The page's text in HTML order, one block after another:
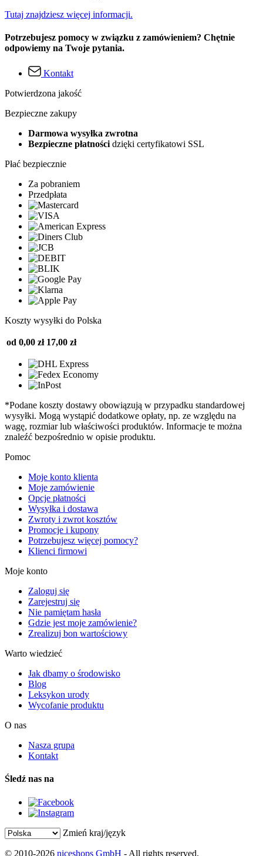
Tutaj znajdziesz więcej informacji.
Potrzebujesz pomocy w związku z zamówieniem? Chętnie
odpowiemy na Twoje pytania.
Kontakt
Potwierdzona jakość
Bezpieczne zakupy
Darmowa wysyłka zwrotna
Bezpieczne płatności dzięki certyfikatowi SSL
Płać bezpiecznie
Za pobraniem
Przedpłata
Koszty wysyłki do Polska
od 0,00 zł 17,00 zł
*Podane koszty dostawy obowiązują w przypadku standardowej
wysyłki. Mogą wystąpić dodatkowe opłaty, np. ze względu na
wagę, rozmiar lub właściwości produktów. Informacje te można
znaleźć bezpośrednio w opisie produktu.
Pomoc
Moje konto klienta
Moje zamówienie
Opcje płatności
Wysyłka i dostawa
Zwroty i zwrot kosztów
Promocje i kupony
Potrzebujesz więcej pomocy?
Klienci firmowi
Moje konto
Zaloguj się
Zarejestruj się
Nie pamiętam hasła
Gdzie jest moje zamówienie?
Zrealizuj bon wartościowy
Warto wiedzieć
Jak dbamy o środowisko
Blog
Leksykon urody
Wycofanie produktu
O nas
Nasza grupa
Kontakt
Śledź nas na
Zmień kraj/język
© 2010-2026 niceshops GmbH - All rights reserved.